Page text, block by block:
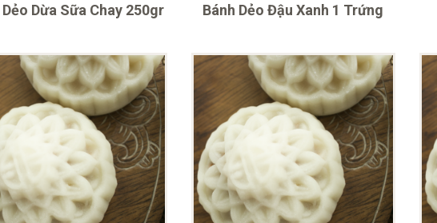
Dừa Sữa Chay 250gr Bánh Dẻo Đậu Xanh 1 Trứng